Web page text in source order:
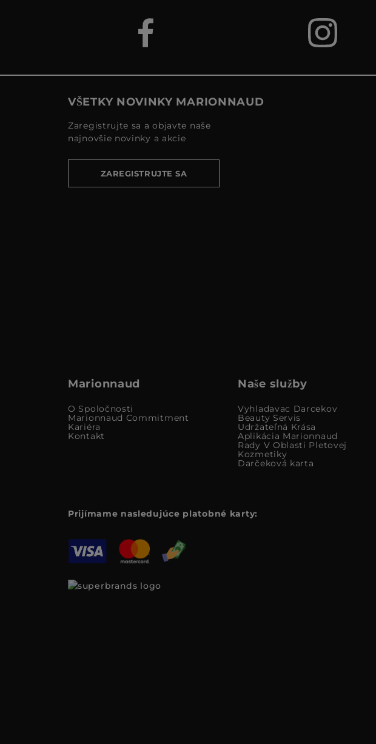
VŠETKY NOVINKY MARIONNAUD
Zaregistrujte sa a objavte naše
najnovšie novinky a akcie
ZAREGISTRUJTE SA
Marionnaud
O Spoločnosti
Marionnaud Commitment
Kariéra
Kontakt
Naše služby
Vyhladavac Darcekov
Beauty Servis
Udržateľná Krása
Aplikácia Marionnaud
Rady V Oblasti Pletovej
Kozmetiky
Darčeková karta
Prijímame nasledujúce platobné karty: